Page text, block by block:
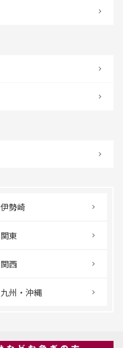
伊勢崎
関東
関西
九州・沖縄